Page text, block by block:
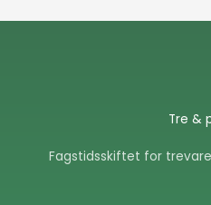
Tre &
Fagstidsskiftet for